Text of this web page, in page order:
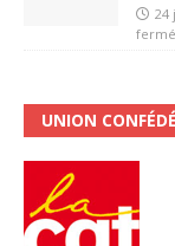
24
UNION